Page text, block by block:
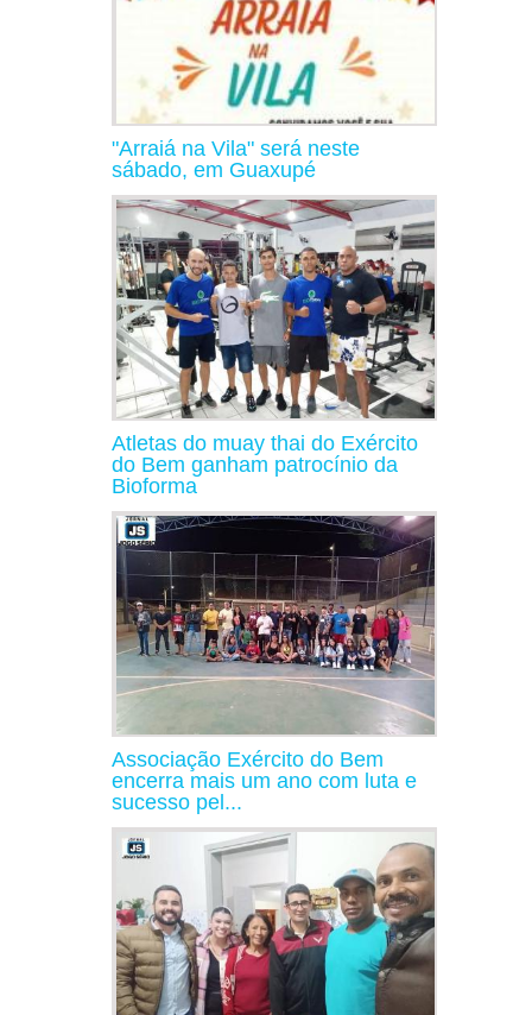
"Arraiá na Vila" será neste
sábado, em Guaxupé
Atletas do muay thai do Exército
do Bem ganham patrocínio da
Bioforma
Associação Exército do Bem
encerra mais um ano com luta e
sucesso pel...